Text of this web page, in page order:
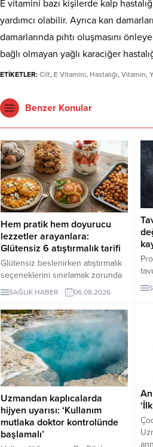
E vitamini bazı kişilerde kalp
yardımcı olabilir. Ayrıca kan
damarlarında pıhtı oluşmasını
bağlı olmayan yağlı karaciğer
ETİKETLER: Cilt, E Vitamini, Hastalığı, Vitamin,
Benzer Konular
Hem pratik hem doyurucu
lezzetler arayanlara:
Glütensiz 6 atıştırmalık tarifi
Glütensiz beslenirken atıştırmalık
seçeneklerini sınırlamak zorunda
değilsiniz. Evde kolayca
hazırlayabileceğiniz bu 5 glütensiz
tarif, hem pratik hem de lezzetli
alternatifler sunuyor.
SAĞLIK HABER 06.08.2026
Uzmandan kaplıcalarda
hijyen uyarısı: ‘Kullanım
mutlaka doktor kontrolünde
başlamalı’